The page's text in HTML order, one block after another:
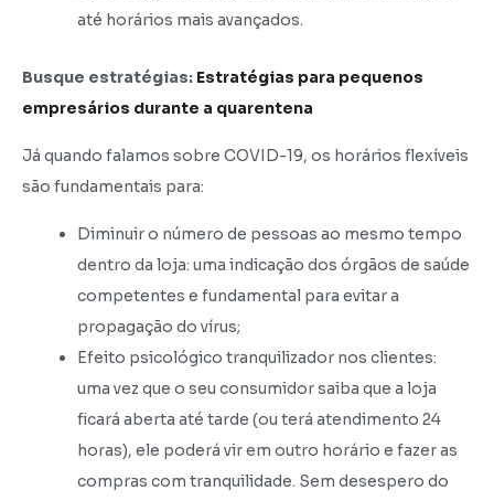
até horários mais avançados.
Busque estratégias: Estratégias para pequenos
empresários durante a quarentena
Já quando falamos sobre COVID-19, os horários flexíveis
são fundamentais para:
Diminuir o número de pessoas ao mesmo tempo
dentro da loja: uma indicação dos órgãos de saúde
competentes e fundamental para evitar a
propagação do vírus;
Efeito psicológico tranquilizador nos clientes:
uma vez que o seu consumidor saiba que a loja
ficará aberta até tarde (ou terá atendimento 24
horas), ele poderá vir em outro horário e fazer as
compras com tranquilidade. Sem desespero do